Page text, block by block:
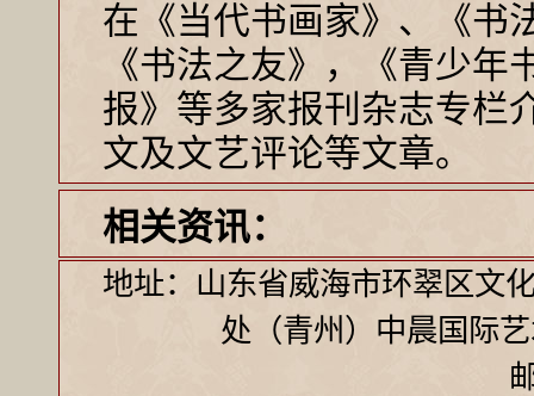
在《当代书画家》、《书
《书法之友》，《青少
报》等多家报刊杂志专栏
文及文艺评论等文章。
相关资讯：
地址：山东省威海市环翠区文
处（青州）中晨国际